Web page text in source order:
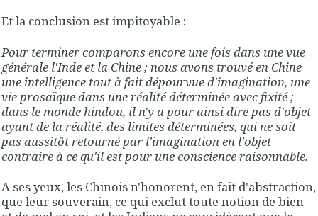
Et la conclusion est impitoyable :
Pour terminer comparons encore une fois dans une vue
générale l'Inde et la Chine ; nous avons trouvé en Chine
une intelligence tout à fait dépourvue d'imagination, une
vie prosaïque dans une réalité déterminée avec fixité ;
dans le monde hindou, il n'y a pour ainsi dire pas d'objet
ayant de la réalité, des limites déterminées, qui ne soit
pas aussitôt retourné par l'imagination en l'objet
contraire à ce qu'il est pour une conscience raisonnable.
A ses yeux, les Chinois n'honorent, en fait d'abstraction,
que leur souverain, ce qui exclut toute notion de bien